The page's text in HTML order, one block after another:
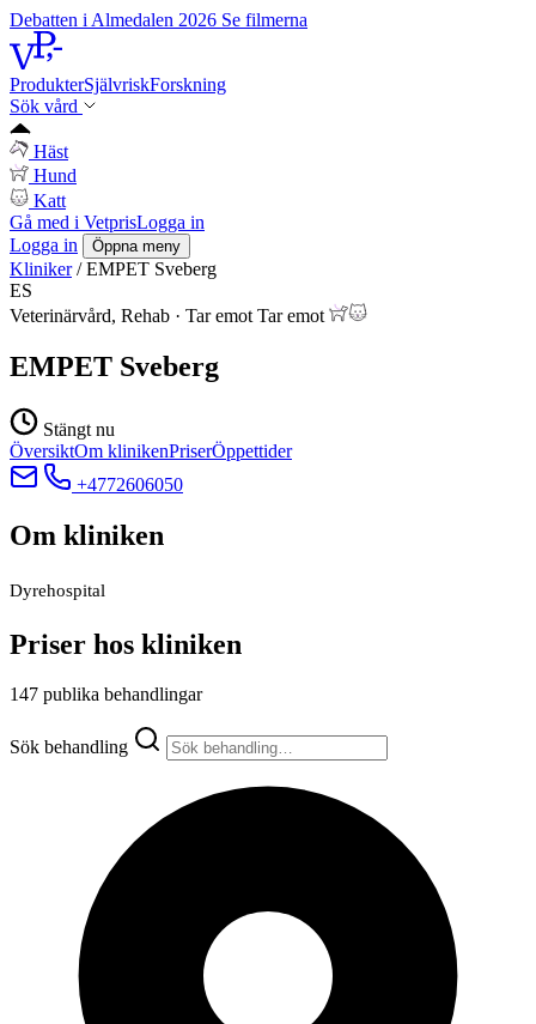
Debatten i Almedalen 2026 Se filmerna
ProdukterSjälvriskForskning
Sök vård
Häst
Hund
Katt
Gå med i VetprisLogga in
Logga in
Öppna meny
Kliniker / EMPET Sveberg
ES
Veterinärvård, Rehab · Tar emot Tar emot
EMPET Sveberg
Stängt nu
ÖversiktOm klinikenPriserÖppettider
+4772606050
Om kliniken
Dyrehospital
Priser hos kliniken
147 publika behandlingar
Sök behandling